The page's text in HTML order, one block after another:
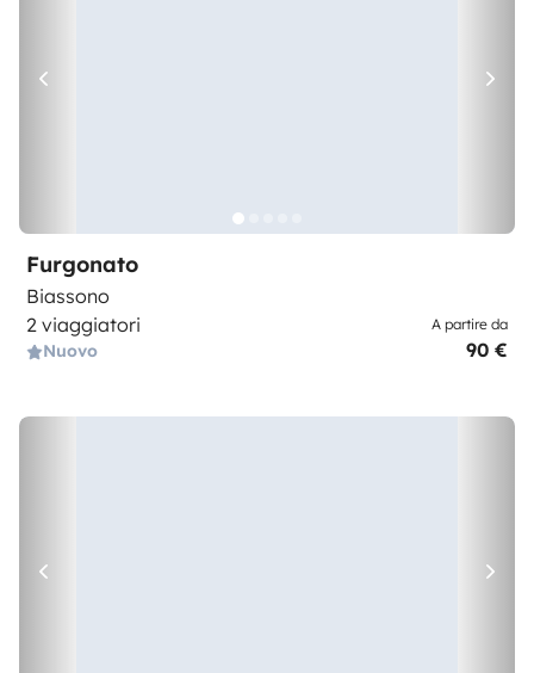
Furgonato
Biassono
2 viaggiatori
Nuovo
A partire da
90 €